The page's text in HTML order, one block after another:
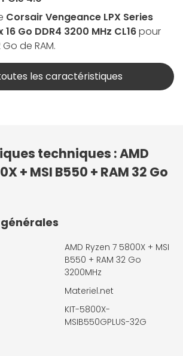
Corsair Vengeance LPX Series
Go DDR4 3200 MHz CL16pour
de RAM.
les caractéristiques
techniques : AMD
+ MSI B550 + RAM 32 Go
AMD Ryzen 7 5800X + MSI
B550 + RAM 32 Go
3200MHz
Materiel.net
KIT-5800X-
MSIB550GPLUS-32G